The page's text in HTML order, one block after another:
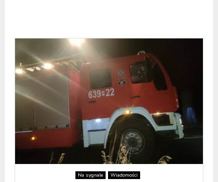
Na sygnale Wiadomości